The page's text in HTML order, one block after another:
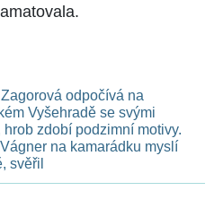
odpočívá na
Vyšehradě se svými
hrob zdobí podzimní motivy.
na kamarádku myslí
svěřil